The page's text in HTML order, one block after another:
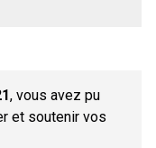
, vous avez pu
et soutenir vos